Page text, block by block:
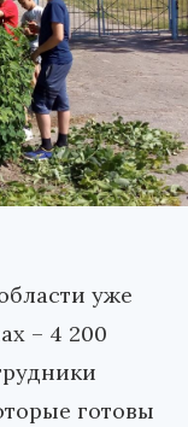
уже
– 4 200
готовы